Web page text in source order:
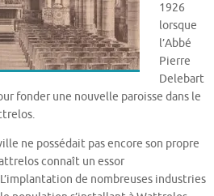
1926
lorsque
l’Abbé
Pierre
Delebart
fonder une nouvelle paroisse dans le
ne possédait pas encore son propre
connaît un essor
de nombreuses industries